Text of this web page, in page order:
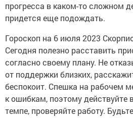
прогресса в каком-то сложном
придется еще подождать.
Гороскоп на 6 июля 2023
Сегодня полезно расставить
согласно своему плану. Не
от поддержки близких,
беспокоит. Спешка на рабочем
к ошибкам, поэтому действуйте
темпе, проверяйте работу.